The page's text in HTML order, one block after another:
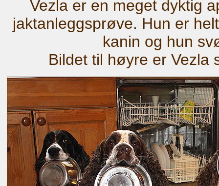
Vezla er en meget dyktig
jaktanleggsprøve. Hun er
kanin og hun
Bildet til høyre er Vezla